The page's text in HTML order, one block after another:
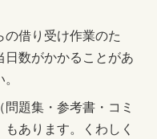
借り受け作業のた
日数がかかることがあ
題集・参考書・コミ
あります。くわしく